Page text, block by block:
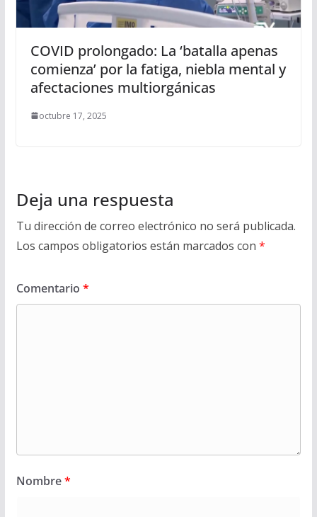
COVID prolongado: La ‘batalla apenas
comienza’ por la fatiga, niebla mental y
afectaciones multiorgánicas
octubre 17, 2025
Deja una respuesta
Tu dirección de correo electrónico no será publicada.
Los campos obligatorios están marcados con *
Comentario *
Nombre*